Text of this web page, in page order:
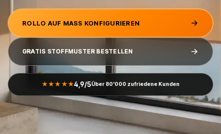
ROLLO AUF MASS KONFIGURIEREN
GRATIS STOFFMUSTER BESTELLEN
★★★★★4,9/5Über 80'000 zufriedene Kunden